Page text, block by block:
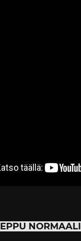
EPPU NORMAALI